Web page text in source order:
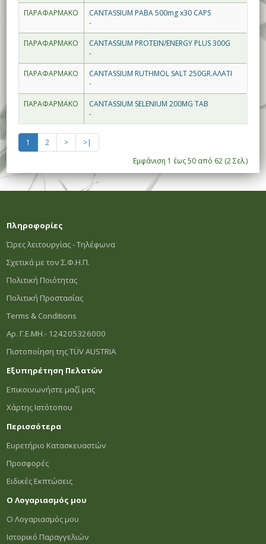
ΠΑΡΑΦΑΡΜΑΚΟ
CANTASSIUM PABA 500mg x30 CAPS
-
ΠΑΡΑΦΑΡΜΑΚΟ
CANTASSIUM PROTEIN/ENERGY PLUS 300G
-
ΠΑΡΑΦΑΡΜΑΚΟ
CANTASSIUM RUTHMOL SALT 250GR.ΑΛΑΤΙ
-
ΠΑΡΑΦΑΡΜΑΚΟ
CANTASSIUM SELENIUM 200MG TAB
-
1 2 >
>|
Εμφάνιση 1 έως 50 από 62 (2 Σελ.)
Πληροφορίες
Ώρες λειτουργίας - Τηλέφωνα
Σχετικά με τον Σ.Φ.Η.Π.
Πολιτική Ποιότητας
Πολιτική Προστασίας
Terms & Conditions
Αρ. Γ.Ε.ΜΗ.- 124205326000
Πιστοποίηση της TÜV AUSTRIA
Εξυπηρέτηση Πελατών
Επικοινωνήστε μαζί μας
Χάρτης Ιστότοπου
Περισσότερα
Ευρετήριο Κατασκευαστών
Προσφορές
Ειδικές Εκπτώσεις
Ο Λογαριασμός μου
Ο Λογαριασμός μου
Ιστορικό Παραγγελιών